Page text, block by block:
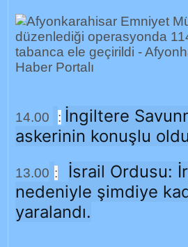
14.00 : İngiltere
askerinin konuşlu
13.00 : İsrail Ordusu:
nedeniyle şimdiye
yaralandı.